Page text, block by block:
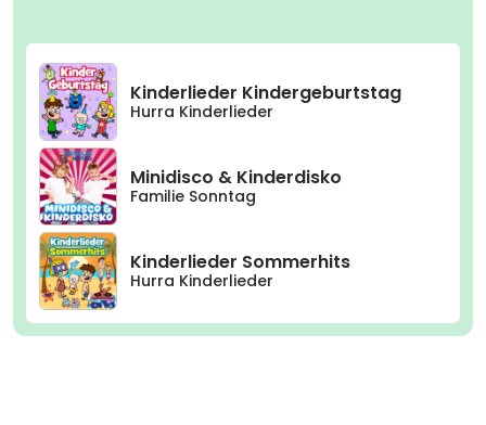
Kinderlieder Kindergeburtstag
Hurra Kinderlieder
Minidisco & Kinderdisko
Familie Sonntag
Kinderlieder Sommerhits
Hurra Kinderlieder